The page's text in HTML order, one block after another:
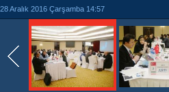
28 Aralık 2016 Çarşamba 14:57